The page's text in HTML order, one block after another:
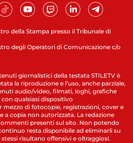
della Stampa presso il Tribunale di
degli Operatori di Comunicazione c/o
giornalistici della testata STILETV è
la riproduzione e l’uso, anche parziale,
audio/video, filmati, loghi, grafiche
qualsiasi dispositivo
di fotocopie, registrazioni, cover e
a copia non autorizzata. La redazione
presenti sul sito. Non potendo
resta disponibile ad eliminarli su
risultano offensivi e oltraggiosi.